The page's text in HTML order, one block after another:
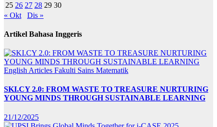
25 26 27 28 29 30
« Okt
Dis »
Artikel Bahasa Inggeris
English Articles Fakulti Sains Matematik
SKI.CY 2.0: FROM WASTE TO TREASURE NURTURING
YOUNG MINDS THROUGH SUSTAINABLE LEARNING
21/12/2025